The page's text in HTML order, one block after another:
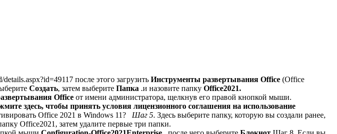
после этого загрузить Инструменты развертывания Office (Office
Создать, затем выберите Папка .и назовите папку Office2021.
Office от имени администратора, щелкнув его правой кнопкой мыши.
здесь, чтобы принять условия лицензионного соглашения на использование
Шаг 5. Здесь выберите папку, которую вы создали ранее,
Office2021, затем удалите первые три папки.